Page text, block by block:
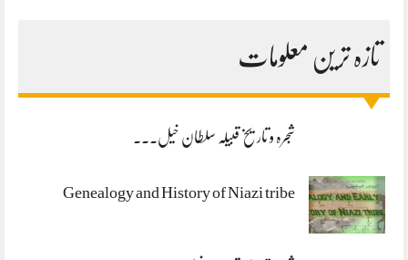
تازہ ترین معلومات
شجرہ و تاریخ قبیلہ سلطان خیل۔۔۔
Genealogy and History of Niazi tribe